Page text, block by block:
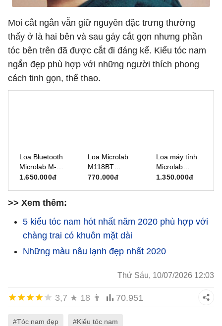
Moi cắt ngắn vẫn giữ nguyên đặc trưng thường
thấy ở là hai bên và sau gáy cắt gọn nhưng phần
tóc bên trên đã được cắt đi đáng kể. Kiểu tóc nam
ngắn đẹp phù hợp với những người thích phong
cách tinh gọn, thể thao.
Loa Bluetooth
Microlab M-
600 BT New
1.650.000đ
Loa Microlab
M118BT
Bluetooth 2.1
770.000đ
Loa máy tính
Microlab
M900/4.1
1.350.000đ
>> Xem thêm:
5 kiểu tóc nam hót nhất năm 2020 phù hợp với
chàng trai có khuôn mặt dài
Những màu nâu lạnh đẹp nhất 2020
Thứ Sáu, 10/07/2026 12:03
3,7 ★ 18 👨 70.951
#Tóc nam đẹp #Kiểu tóc nam